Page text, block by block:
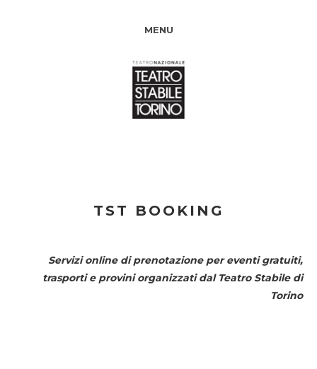
MENU
TST BOOKING
Servizi online di prenotazione per eventi gratuiti,
trasporti e provini organizzati dal Teatro Stabile di
Torino